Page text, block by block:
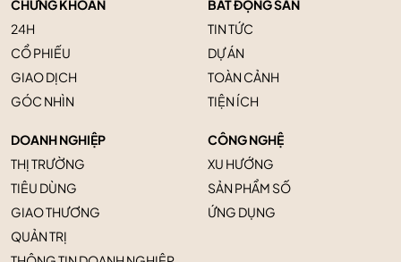
CHỨNG KHOÁN
24H
CỔ PHIẾU
GIAO DỊCH
GÓC NHÌN
BẤT ĐỘNG SẢN
TIN TỨC
DỰ ÁN
TOÀN CẢNH
TIỆN ÍCH
DOANH NGHIỆP
THỊ TRƯỜNG
TIÊU DÙNG
GIAO THƯƠNG
QUẢN TRỊ
CÔNG NGHỆ
XU HƯỚNG
SẢN PHẨM SỐ
ỨNG DỤNG